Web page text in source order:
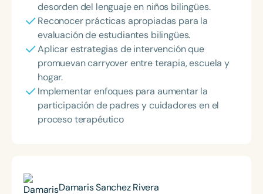
desorden del lenguaje en niños bilingües.
Reconocer prácticas apropiadas para la
evaluación de estudiantes bilingües.
Aplicar estrategias de intervención que
promuevan carryover entre terapia, escuela y
hogar.
Implementar enfoques para aumentar la
participación de padres y cuidadores en el
proceso terapéutico
Damaris Sanchez Rivera